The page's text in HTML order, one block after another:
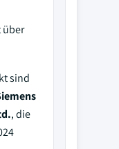
über
sind
, die